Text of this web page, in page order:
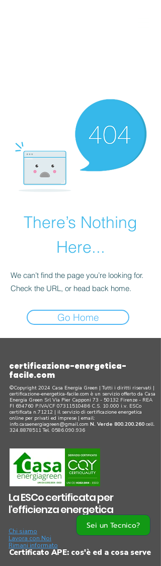
There’s Nothing
Here...
We can’t find the page you’re looking for.
Check the URL, or head back home.
Go Home
certificazione-energetica-
facile.com
©Copyright 2024 Casa Energia Green | Tutti i diritti riservati |
certificazione-energetica-facile.com è un servizio offerto da Casa
Energia Green Srl Via Pier Capponi 73 - 50132 Firenze - REA
FI 694760 P.IVA/CF 07311510486 C.S. 10.000 i.v. ESCo
certificata n.71212 | il servizio di certificazione energetica
online per privati ed imprese | email:
info.casaenergiagreen@gmail.com N. Verde 800.200.260 cell.
324.8878511Tel. 0586.090.936
La ESCo certificata per
l'efficienza energetica
Chi siamo
Lavora con Noi
Rimani informato
Certificato APE: cos'è ed a cosa serve
Sei un Tecnico?